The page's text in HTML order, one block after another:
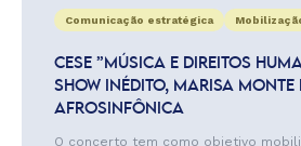
Comunicação estratégica
CESE ”MÚSICA E DIREITOS
SHOW INÉDITO, MARISA MONTE
AFROSINFÔNICA
O concerto tem como objetivo